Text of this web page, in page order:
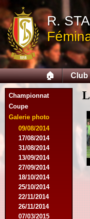
R.
🏠 Club
Championnat
Coupe
Galerie photo
09/08/2014
17/08/2014
31/08/2014
13/09/2014
27/09/2014
18/10/2014
25/10/2014
22/11/2014
26/11/2014
07/03/2015